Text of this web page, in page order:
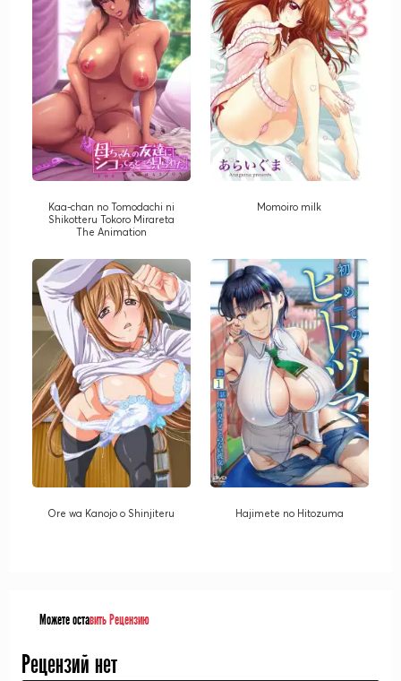
Kaa-chan no Tomodachi ni
Shikotteru Tokoro Mirareta
The Animation
Momoiro milk
Ore wa Kanojo o Shinjiteru Hajimete no Hitozuma
Можете оставить Рецензию
Рецензий нет